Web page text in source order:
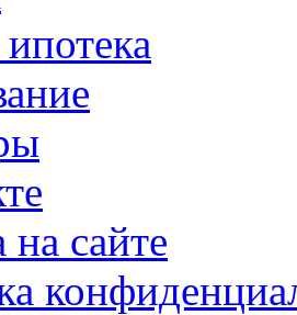
на сайте